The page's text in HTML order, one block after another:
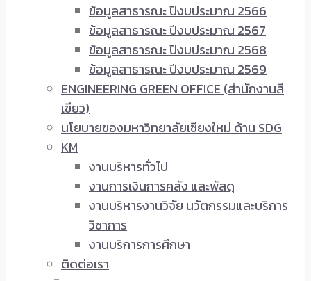
ข้อมูลสาธารณะ ปีงบประมาณ 2566
ข้อมูลสาธารณะ ปีงบประมาณ 2567
ข้อมูลสาธารณะ ปีงบประมาณ 2568
ข้อมูลสาธารณะ ปีงบประมาณ 2569
ENGINEERING GREEN OFFICE (สำนักงานสี
เขียว)
นโยบายของมหาวิทยาลัยเชียงใหม่ ด้าน SDG
KM
งานบริหารทั่วไป
งานการเงินการคลัง และพัสดุ
งานบริหารงานวิจัย นวัตกรรมและบริการ
วิชาการ
งานบริการการศึกษา
ติดต่อเรา